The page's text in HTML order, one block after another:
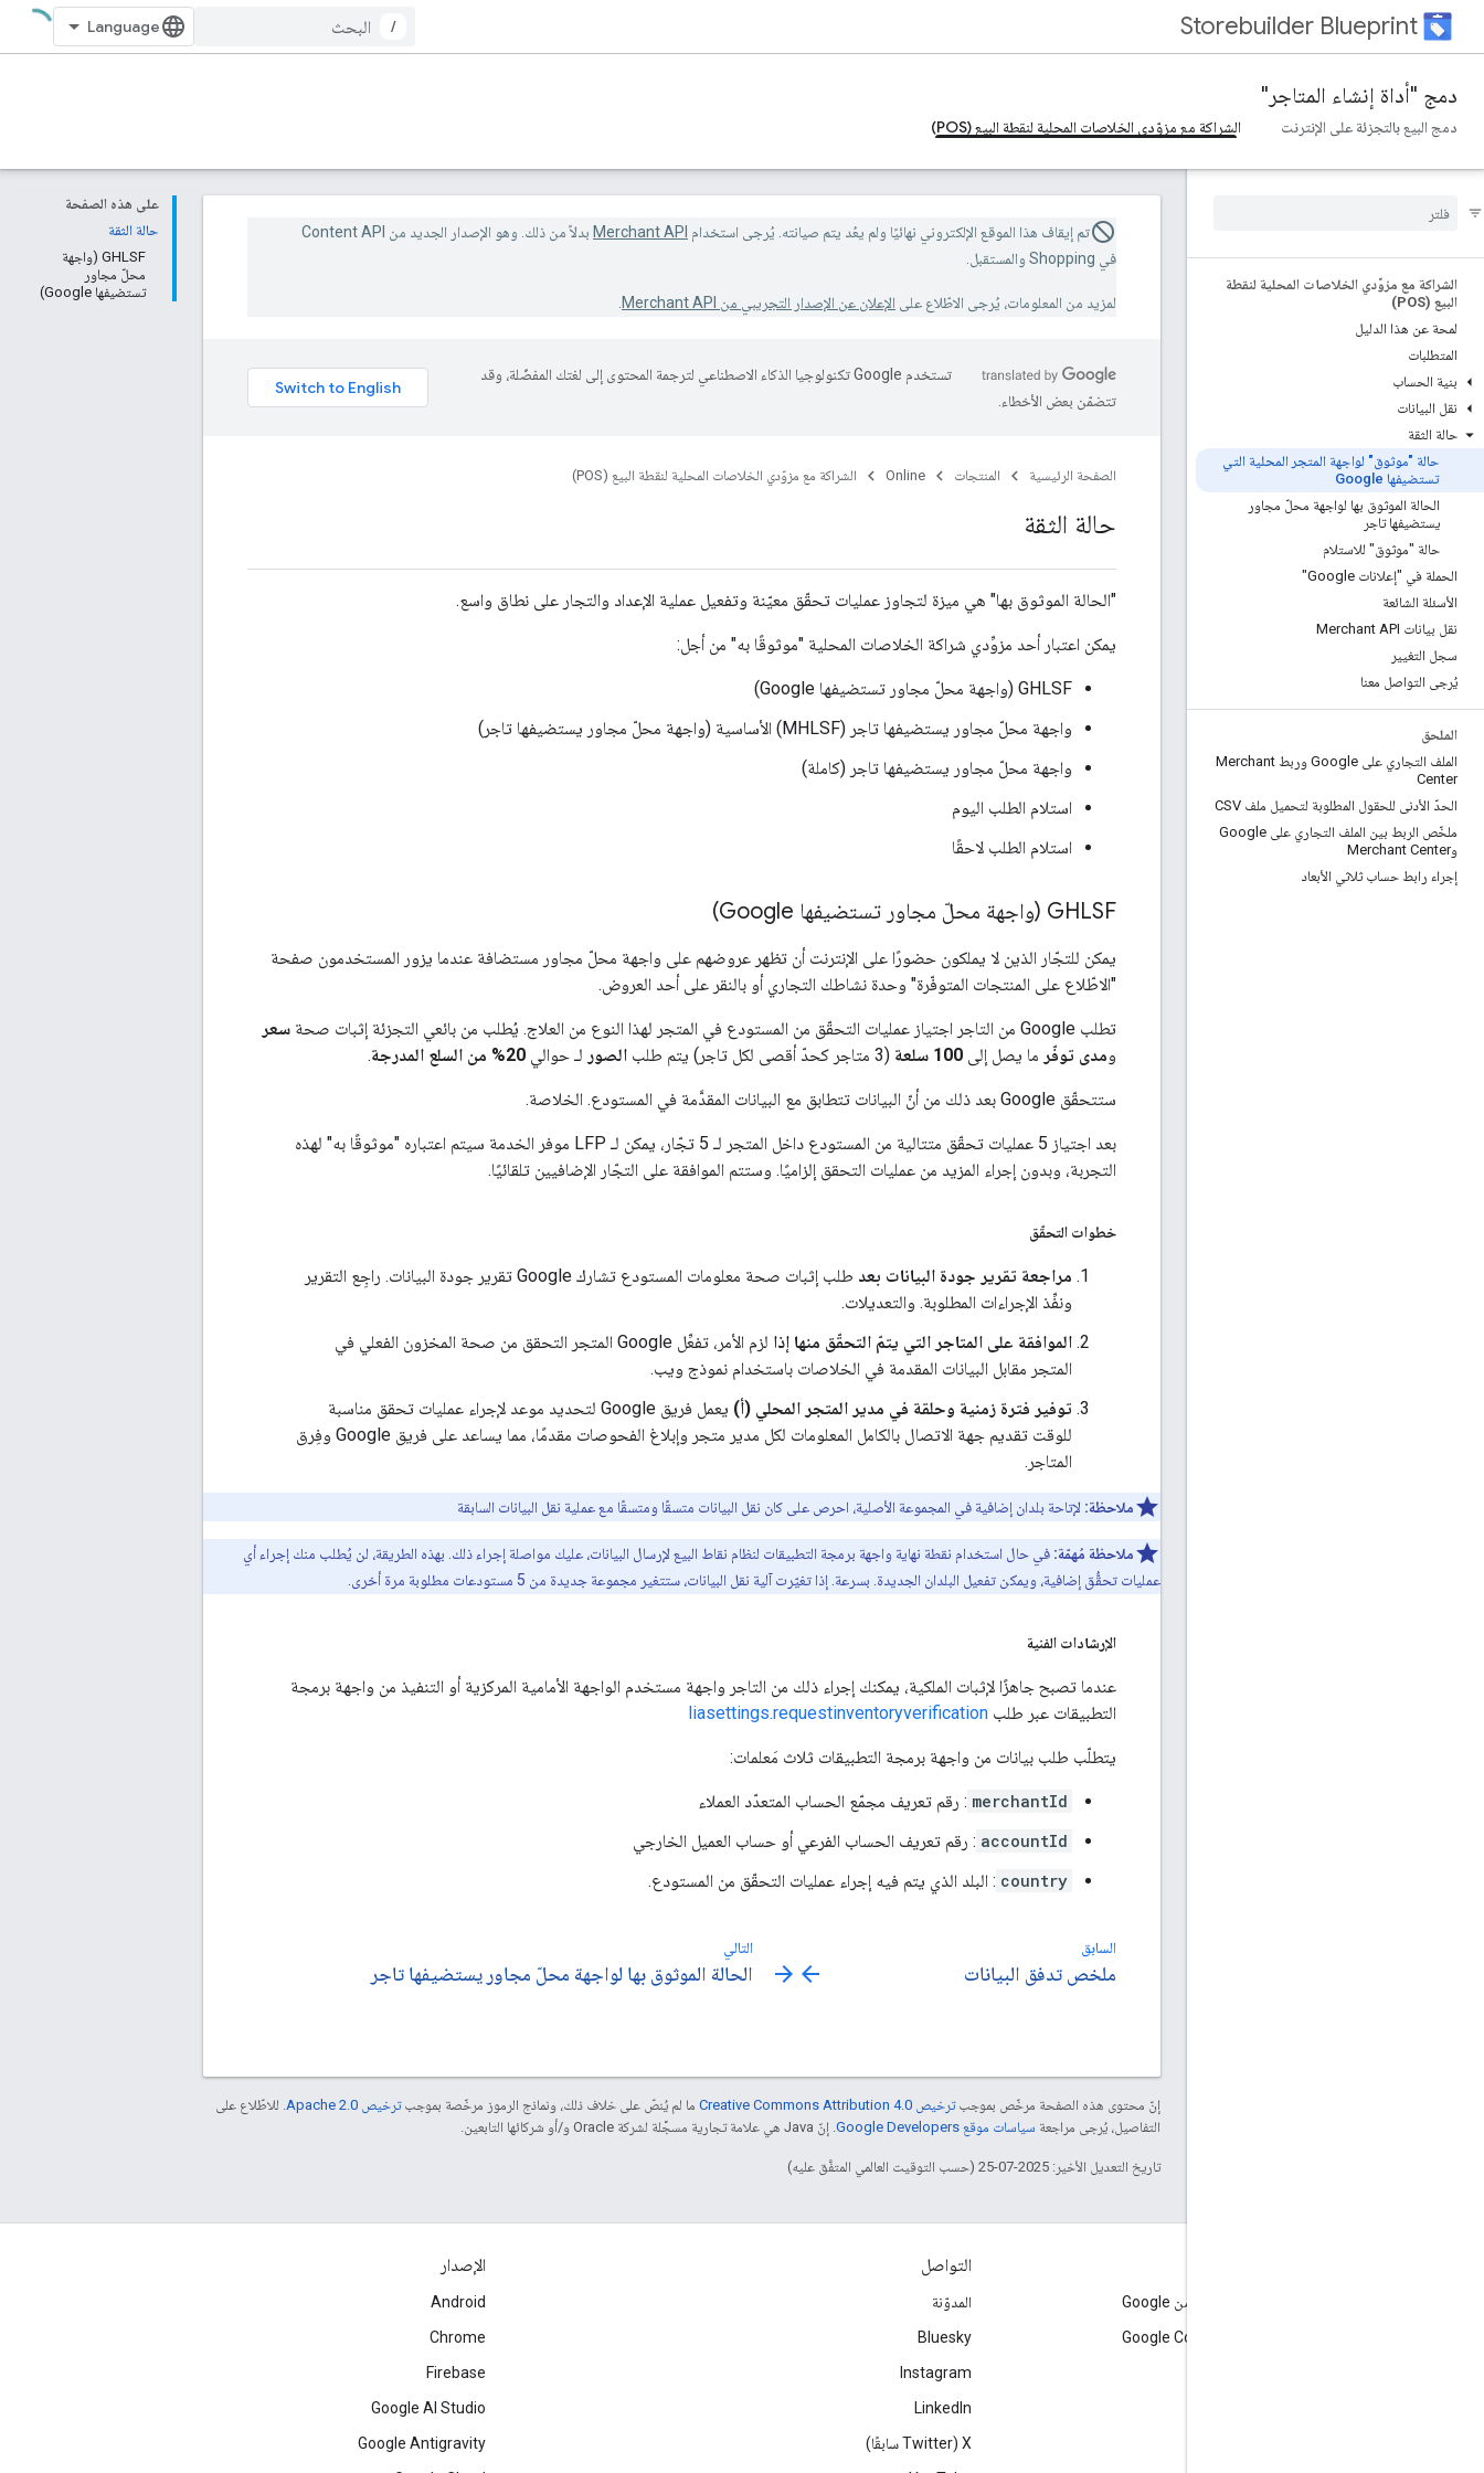
Storebuilder Blueprint
/
دمج "أداة إنشاء المتاجر"
دمج البيع بالتجزئة على الإنترنت الشراكة مع مزوّدي الخلاصات المحلية لنقطة البيع (POS)
الشراكة مع مزوّدي الخلاصات المحلية لنقطة
البيع (POS)
لمحة عن هذا الدليل
المتطلبات
بنية الحساب
نقل البيانات
حالة الثقة
حالة "موثوق" لواجهة المتجر المحلية التي
تستضيفها Google
الحالة الموثوق بها لواجهة محلّ مجاور
يستضيفها تاجر
حالة "موثوق" للاستلام
الحملة في "إعلانات Google"
الأسئلة الشائعة
نقل بيانات Merchant API
سجل التغيير
يُرجى التواصل معنا
الملحق
الملف التجاري على Google وربط Merchant
Center
الحدّ الأدنى للحقول المطلوبة لتحميل ملف CSV
ملخّص الربط بين الملف التجاري على Google
وMerchant Center
إجراء رابط حساب ثلاثي الأبعاد
على هذه الصفحة
حالة الثقة
GHLSF (واجهة
محلّ مجاور
تستضيفها Google)
تم إيقاف هذا الموقع الإلكتروني نهائيًا ولم يعُد يتم صيانته. يُرجى استخدام Merchant API
بدلاً من ذلك. وهو الإصدار الجديد من Content API
في Shopping والمستقبل.
لمزيد من المعلومات، يُرجى الاطّلاع على الإعلان عن الإصدار التجريبي من Merchant API
تستخدم Google تكنولوجيا الذكاء الاصطناعي لترجمة المحتوى إلى لغتك المفضّلة، وقد
تتضمّن بعض الأخطاء.
الصفحة الرئيسية المنتجات Online الشراكة مع مزوّدي الخلاصات المحلية لنقطة البيع (POS)
حالة الثقة
"الحالة الموثوق بها" هي ميزة لتجاوز عمليات تحقّق معيّنة وتفعيل عملية الإعداد والتجار على نطاق واسع.
يمكن اعتبار أحد مزوِّدي شراكة الخلاصات المحلية "موثوقًا به" من أجل:
GHLSF (واجهة محلّ مجاور تستضيفها Google)
واجهة محلّ مجاور يستضيفها تاجر (MHLSF) الأساسية (واجهة محلّ مجاور يستضيفها تاجر)
واجهة محلّ مجاور يستضيفها تاجر (كاملة)
استلام الطلب اليوم
استلام الطلب لاحقًا
GHLSF (واجهة محلّ مجاور تستضيفها Google)
يمكن للتجّار الذين لا يملكون حضورًا على الإنترنت أن تظهر عروضهم على واجهة محلّ مجاور مستضافة عندما يزور المستخدمون صفحة
"الاطّلاع على المنتجات المتوفّرة" وحدة نشاطك التجاري أو بالنقر على أحد العروض.
تطلب Google من التاجر اجتياز عمليات التحقّق من المستودع في المتجر لهذا النوع من العلاج. يُطلب من بائعي التجزئة إثبات صحة
سعر
ومدى توفّر ما يصل إلى 100 سلعة (3 متاجر كحدّ أقصى لكل تاجر) يتم طلب الصور لـ حوالي 20% من السلع المدرجة .
ستتحقّق Google بعد ذلك من أنّ البيانات تتطابق مع البيانات المقدَّمة في المستودع. الخلاصة.
بعد اجتياز 5 عمليات تحقّق متتالية من المستودع داخل المتجر لـ 5 تجّار، يمكن لـ LFP موفر الخدمة سيتم اعتباره "موثوقًا به" لهذه
التجربة، وبدون إجراء المزيد من عمليات التحقق إلزاميًا. وستتم الموافقة على التجّار الإضافيين تلقائيًا.
خطوات التحقّق
مراجعة تقرير جودة البيانات بعد
طلب إثبات صحة معلومات المستودع تشارك Google تقرير جودة البيانات. راجِع التقرير
ونفِّذ الإجراءات المطلوبة. والتعديلات.
الموافقة على المتاجر التي يتمّ التحقّق منها إذا
لزم الأمر، تفعِّل Google المتجر التحقق من صحة المخزون الفعلي في
المتجر مقابل البيانات المقدمة في الخلاصات باستخدام نموذج ويب.
توفير فترة زمنية وحلقة في مدير المتجر المحلي (أ)
يعمل فريق Google لتحديد موعد لإجراء عمليات تحقق مناسبة
للوقت تقديم جهة الاتصال بالكامل المعلومات لكل مدير متجر وإبلاغ الفحوصات مقدمًا، مما يساعد على فريق Google وفِرق
المتاجر.
ملاحظة: لإتاحة بلدان إضافية في المجموعة الأصلية، احرص على كان نقل البيانات متسقًا ومتسقًا مع عملية نقل البيانات السابقة
ملاحظة مُهمّة: في حال استخدام نقطة نهاية واجهة برمجة التطبيقات لنظام نقاط البيع لإرسال البيانات، عليك مواصلة إجراء ذلك. بهذه الطريقة، لن يُطلب منك إجراء أي
عمليات تحقُّق إضافية، ويمكن تفعيل البلدان الجديدة. بسرعة. إذا تغيّرت آلية نقل البيانات، ستتغير مجموعة جديدة من 5 مستودعات مطلوبة مرة أخرى.
الإرشادات الفنية
عندما تصبح جاهزًا لإثبات الملكية، يمكنك إجراء ذلك من التاجر واجهة مستخدم الواجهة الأمامية المركزية أو التنفيذ من واجهة برمجة
التطبيقات عبر طلب liasettings.requestinventoryverification
يتطلّب طلب بيانات من واجهة برمجة التطبيقات ثلاث مَعلمات:
merchantId : رقم تعريف مجمّع الحساب المتعدّد العملاء
accountId : رقم تعريف الحساب الفرعي أو حساب العميل الخارجي
country : البلد الذي يتم فيه إجراء عمليات التحقّق من المستودع.
السابق
arrow_back ملخص تدفق البيانات
التالي
الحالة الموثوق بها لواجهة محلّ مجاور يستضيفها تاجر arrow_forward
إنّ محتوى هذه الصفحة مرخّص بموجبترخيص Creative Commons Attribution 4.0‏ ما لم يُنصّ على خلاف ذلك، ونماذج الرموز مرخّصة بموجبترخيص Apache 2.0‏
. للاطّلاع على
التفاصيل، يُرجى مراجعة سياسات موقع Google Developers‏ . إنّ Java هي علامة تجارية مسجَّلة لشركة Oracle و/أو شركائها التابعين.
تاريخ التعديل الأخير: 2025-07-25 (حسب التوقيت العالمي المتفَّق عليه)
التواصل
المدوّنة
Bluesky
Instagram
LinkedIn
‫X ‏(Twitter سابقًا)
الإصدار
Android
Chrome
Firebase
Google AI Studio
Google Antigravity